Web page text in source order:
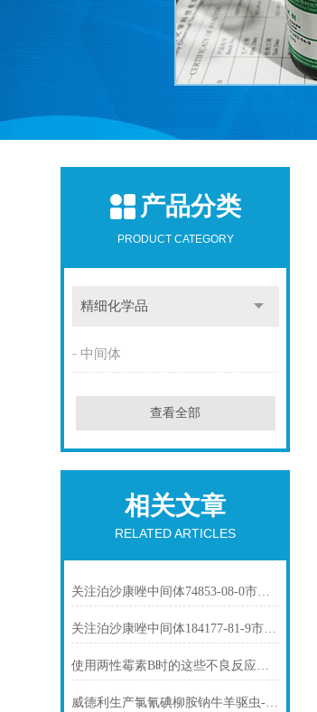
产品分类
PRODUCT CATEGORY
精细化学品
中间体
查看全部
相关文章
RELATED ARTICLES
关注泊沙康唑中间体74853-08-0市场动态
关注泊沙康唑中间体184177-81-9市场动态
使用两性霉素B时的这些不良反应要了解
威德利生产氯氰碘柳胺钠牛羊驱虫-61438-64-0价格